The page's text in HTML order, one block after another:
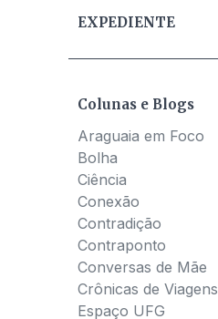
EXPEDIENTE
Colunas e Blogs
Araguaia em Foco
Bolha
Ciência
Conexão
Contradição
Contraponto
Conversas de Mãe
Crônicas de Viagens
Espaço UFG